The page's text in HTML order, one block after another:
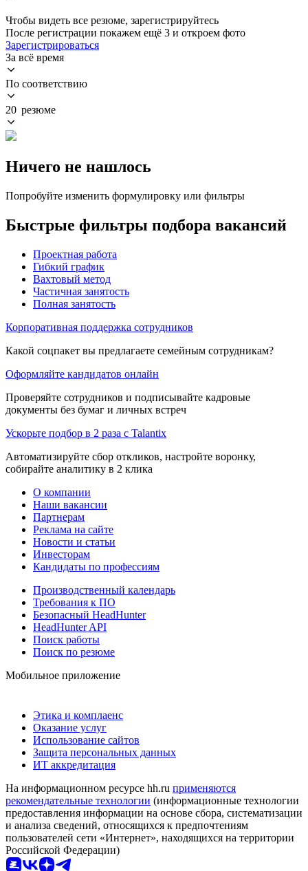
Чтобы видеть все резюме, зарегистрируйтесь
После регистрации покажем ещё 3 и откроем фото
Зарегистрироваться
За всё время
По соответствию
20 резюме
Ничего не нашлось
Попробуйте изменить формулировку или фильтры
Быстрые фильтры подбора вакансий
Проектная работа
Гибкий график
Вахтовый метод
Частичная занятость
Полная занятость
Корпоративная поддержка сотрудников
Какой соцпакет вы предлагаете семейным сотрудникам?
Оформляйте кандидатов онлайн
Проверяйте сотрудников и подписывайте кадровые
документы без бумаг и личных встреч
Ускорьте подбор в 2 раза с Talantix
Автоматизируйте сбор откликов, настройте воронку,
собирайте аналитику в 2 клика
О компании
Наши вакансии
Партнерам
Реклама на сайте
Новости и статьи
Инвесторам
Кандидаты по профессиям
Производственный календарь
Требования к ПО
Безопасный HeadHunter
HeadHunter API
Поиск работы
Поиск по резюме
Мобильное приложение
Этика и комплаенс
Оказание услуг
Использование сайтов
Защита персональных данных
ИТ аккредитация
На информационном ресурсе hh.ru применяются
рекомендательные технологии (информационные технологии
предоставления информации на основе сбора, систематизации
и анализа сведений, относящихся к предпочтениям
пользователей сети «Интернет», находящихся на территории
Российской Федерации)